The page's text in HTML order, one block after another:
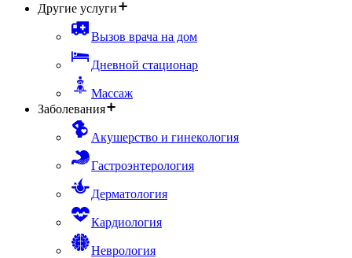
Другие услуги
Вызов врача на дом
Дневной стационар
Массаж
Заболевания
Акушерство и гинекология
Гастроэнтерология
Дерматология
Кардиология
Неврология